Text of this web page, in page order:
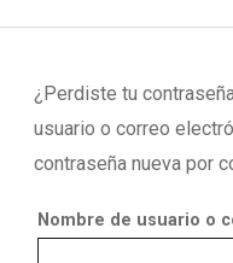
¿Perdiste tu
usuario o correo
contraseña nueva por
Nombre de usuario o